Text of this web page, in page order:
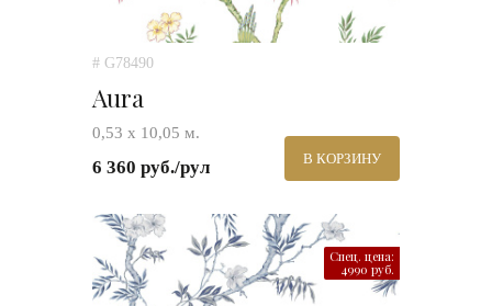
# G78490
Aura
0,53 х 10,05 м.
6 360 руб./рул В КОРЗИНУ
Спец. цена:
4990 руб.